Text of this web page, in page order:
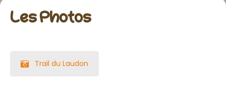
Les Photos
Trail du Laudon